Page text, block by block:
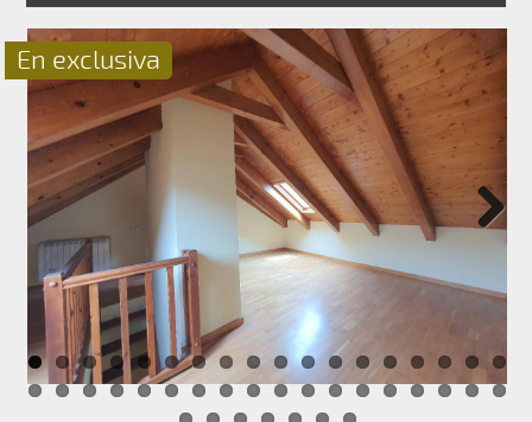
CONTACTO
En exclusiva
Next